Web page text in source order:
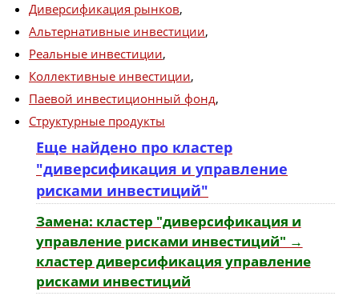
Диверсификация рынков,
Альтернативные инвестиции,
Реальные инвестиции,
Коллективные инвестиции,
Паевой инвестиционный фонд,
Структурные продукты
Еще найдено про кластер
"диверсификация и управление
рисками инвестиций"
Замена: кластер "диверсификация и
управление рисками инвестиций" →
кластер диверсификация управление
рисками инвестиций